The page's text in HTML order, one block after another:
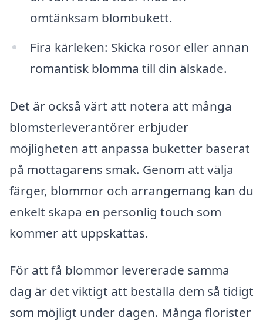
omtänksam blombukett.
Fira kärleken: Skicka rosor eller annan
romantisk blomma till din älskade.
Det är också värt att notera att många
blomsterleverantörer erbjuder
möjligheten att anpassa buketter baserat
på mottagarens smak. Genom att välja
färger, blommor och arrangemang kan du
enkelt skapa en personlig touch som
kommer att uppskattas.
För att få blommor levererade samma
dag är det viktigt att beställa dem så tidigt
som möjligt under dagen. Många florister